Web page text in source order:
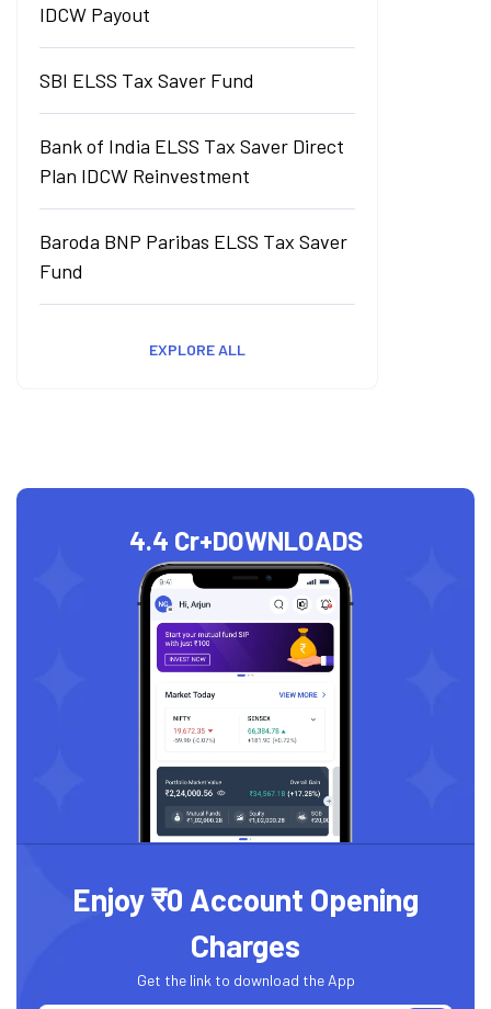
IDCW Payout
SBI ELSS Tax Saver Fund
Bank of India ELSS Tax Saver Direct
Plan IDCW Reinvestment
Baroda BNP Paribas ELSS Tax Saver
Fund
EXPLORE ALL
4.4 Cr+DOWNLOADS
Enjoy ₹0 Account Opening
Charges
Get the link to download the App